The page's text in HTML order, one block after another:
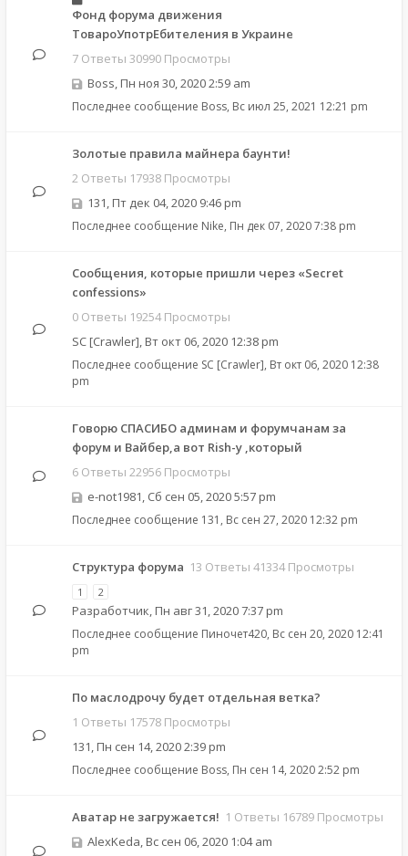
Фонд форума движения
ТовароУпотрЕбителения в Украине
7 Ответы 30990 Просмотры
Boss, Пн ноя 30, 2020 2:59 am
Последнее сообщение Boss, Вс июл 25, 2021 12:21 pm
Золотые правила майнера баунти!
2 Ответы 17938 Просмотры
131, Пт дек 04, 2020 9:46 pm
Последнее сообщение Nike, Пн дек 07, 2020 7:38 pm
Сообщения, которые пришли через «Secret
confessions»
0 Ответы 19254 Просмотры
SC [Crawler], Вт окт 06, 2020 12:38 pm
Последнее сообщение SC [Crawler], Вт окт 06, 2020 12:38
pm
Говорю СПАСИБО админам и форумчанам за
форум и Вайбер,а вот Rish-у ,который
6 Ответы 22956 Просмотры
e-not1981, Сб сен 05, 2020 5:57 pm
Последнее сообщение 131 , Вс сен 27, 2020 12:32 pm
Структура форума 13 Ответы 41334 Просмотры
1 2
Разработчик, Пн авг 31, 2020 7:37 pm
Последнее сообщение Пиночет420, Вс сен 20, 2020 12:41
pm
По маслодрочу будет отдельная ветка?
1 Ответы 17578 Просмотры
131, Пн сен 14, 2020 2:39 pm
Последнее сообщение Boss, Пн сен 14, 2020 2:52 pm
Аватар не загружается! 1 Ответы 16789 Просмотры
AlexKeda, Вс сен 06, 2020 1:04 am